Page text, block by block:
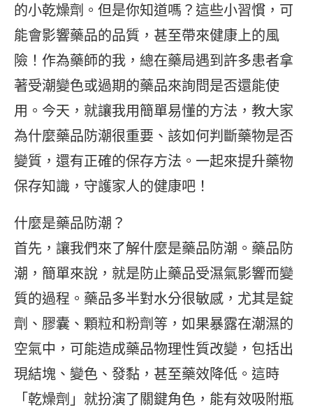
的小乾燥劑。但是你知道嗎？這些小習慣，可
能會影響藥品的品質，甚至帶來健康上的風
險！作為藥師的我，總在藥局遇到許多患者拿
著受潮變色或過期的藥品來詢問是否還能使
用。今天，就讓我用簡單易懂的方法，教大家
為什麼藥品防潮很重要、該如何判斷藥物是否
變質，還有正確的保存方法。一起來提升藥物
保存知識，守護家人的健康吧！
什麼是藥品防潮？
首先，讓我們來了解什麼是藥品防潮。藥品防
潮，簡單來說，就是防止藥品受濕氣影響而變
質的過程。藥品多半對水分很敏感，尤其是錠
劑、膠囊、顆粒和粉劑等，如果暴露在潮濕的
空氣中，可能造成藥品物理性質改變，包括出
現結塊、變色、發黏，甚至藥效降低。這時
「乾燥劑」就扮演了關鍵角色，能有效吸附瓶